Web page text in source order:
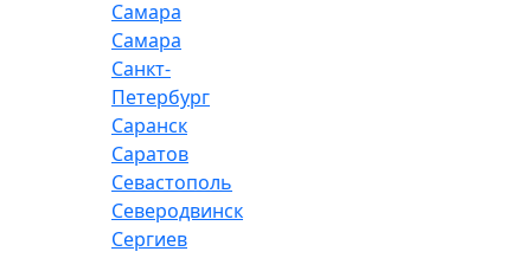
Самара
Самара
Санкт-
Петербург
Саранск
Саратов
Севастополь
Северодвинск
Сергиев